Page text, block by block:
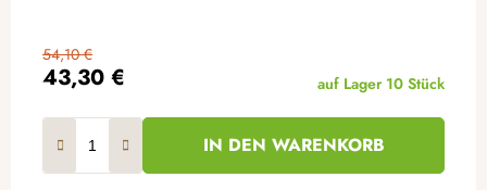
43,30 €
54,10 €
auf Lager 10 Stück
IN DEN WARENKORB